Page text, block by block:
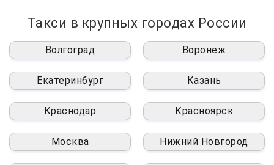
Такси в крупных городах России
Волгоград Воронеж
Екатеринбург Казань
Краснодар Красноярск
Москва Нижний Новгород